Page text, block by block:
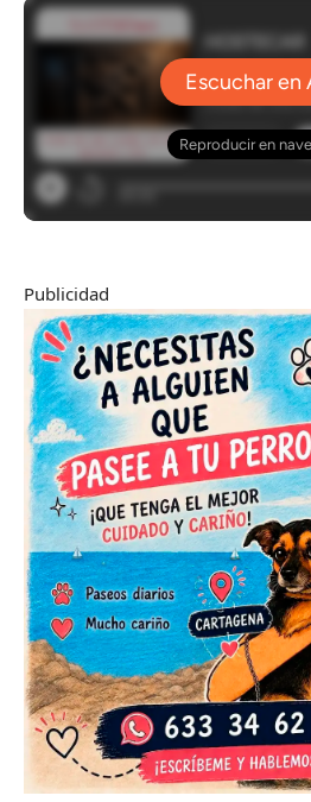
Publicidad